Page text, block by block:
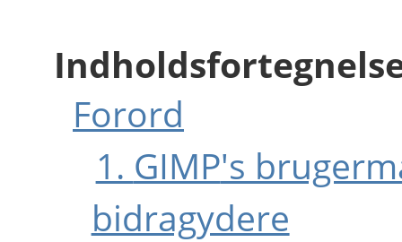
Forord
1. GIMP's
bidragydere